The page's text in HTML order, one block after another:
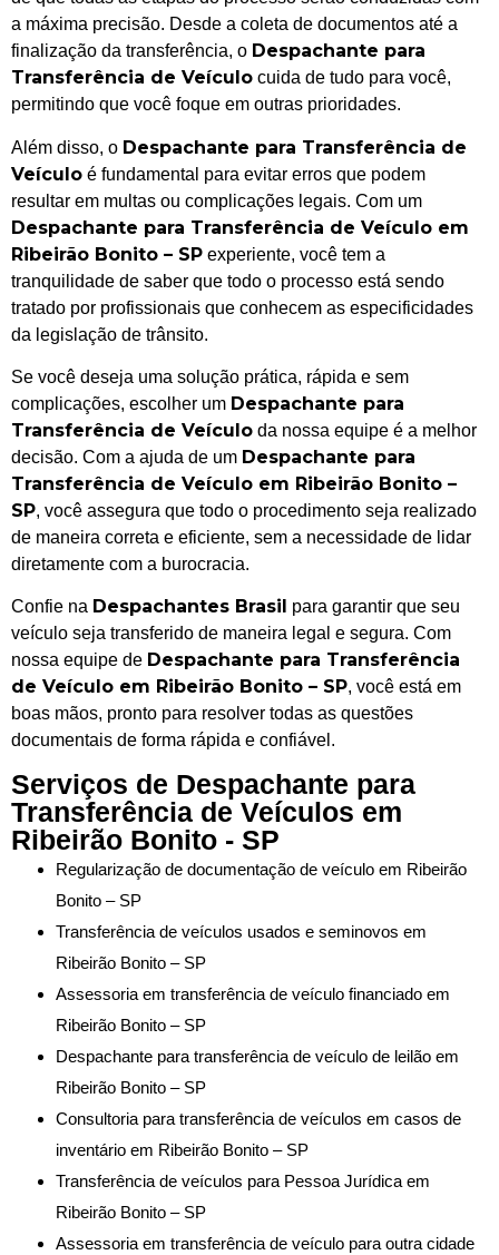
a máxima precisão. Desde a coleta de documentos até a
finalização da transferência, o Despachante para
Transferência de Veículo cuida de tudo para você,
permitindo que você foque em outras prioridades.
Além disso, o Despachante para Transferência de
Veículo é fundamental para evitar erros que podem
resultar em multas ou complicações legais. Com um
Despachante para Transferência de Veículo em
Ribeirão Bonito – SP experiente, você tem a
tranquilidade de saber que todo o processo está sendo
tratado por profissionais que conhecem as especificidades
da legislação de trânsito.
Se você deseja uma solução prática, rápida e sem
complicações, escolher um Despachante para
Transferência de Veículo da nossa equipe é a melhor
decisão. Com a ajuda de um Despachante para
Transferência de Veículo em Ribeirão Bonito –
SP, você assegura que todo o procedimento seja realizado
de maneira correta e eficiente, sem a necessidade de lidar
diretamente com a burocracia.
Confie na Despachantes Brasil
para garantir que seu
veículo seja transferido de maneira legal e segura. Com
nossa equipe de Despachante para Transferência
de Veículo em Ribeirão Bonito – SP, você está em
boas mãos, pronto para resolver todas as questões
documentais de forma rápida e confiável.
Serviços de Despachante para
Transferência de Veículos em
Ribeirão Bonito - SP
Regularização de documentação de veículo em Ribeirão
Bonito – SP
Transferência de veículos usados e seminovos em
Ribeirão Bonito – SP
Assessoria em transferência de veículo financiado em
Ribeirão Bonito – SP
Despachante para transferência de veículo de leilão em
Ribeirão Bonito – SP
Consultoria para transferência de veículos em casos de
inventário em Ribeirão Bonito – SP
Transferência de veículos para Pessoa Jurídica em
Ribeirão Bonito – SP
Assessoria em transferência de veículo para outra cidade